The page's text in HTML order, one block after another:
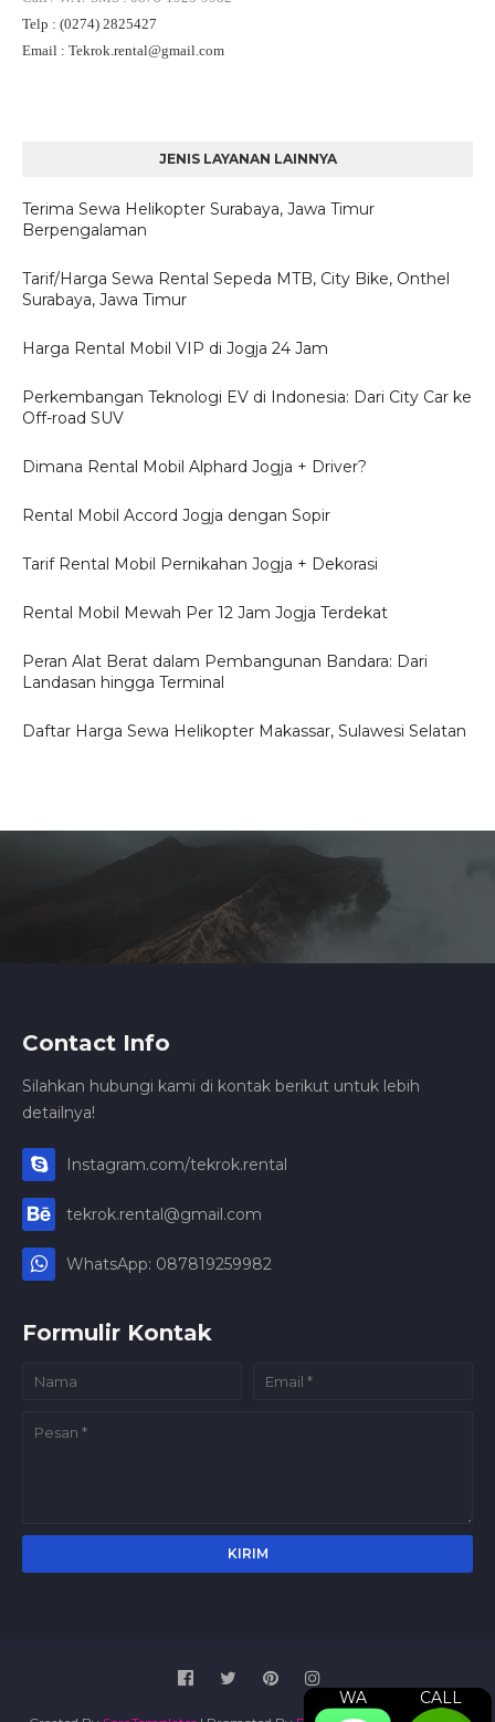
Telp : (0274) 2825427
Email : Tekrok.rental@gmail.com
WA CALL
JENIS LAYANAN LAINNYA
Terima Sewa Helikopter Surabaya, Jawa Timur
Berpengalaman
Tarif/Harga Sewa Rental Sepeda MTB, City Bike, Onthel
Surabaya, Jawa Timur
Harga Rental Mobil VIP di Jogja 24 Jam
Perkembangan Teknologi EV di Indonesia: Dari City Car ke
Off-road SUV
Dimana Rental Mobil Alphard Jogja + Driver?
Rental Mobil Accord Jogja dengan Sopir
Tarif Rental Mobil Pernikahan Jogja + Dekorasi
Rental Mobil Mewah Per 12 Jam Jogja Terdekat
Peran Alat Berat dalam Pembangunan Bandara: Dari
Landasan hingga Terminal
Daftar Harga Sewa Helikopter Makassar, Sulawesi Selatan
Contact Info
Silahkan hubungi kami di kontak berikut untuk lebih
detailnya!
Instagram.com/tekrok.rental
tekrok.rental@gmail.com
WhatsApp: 087819259982
Formulir Kontak